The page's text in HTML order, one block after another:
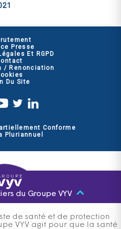
Presse
Et RGPD
/ Renonciation
Du Site
Conforme
Pluriannuel
du Groupe VYV
de santé et de protection
VYV agit pour que la santé